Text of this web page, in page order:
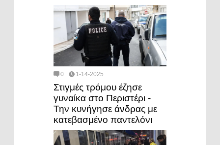
0 1-14-2025
Στιγμές τρόμου έζησε
γυναίκα στο Περιστέρι -
Την κυνήγησε άνδρας με
κατεβασμένο παντελόνι